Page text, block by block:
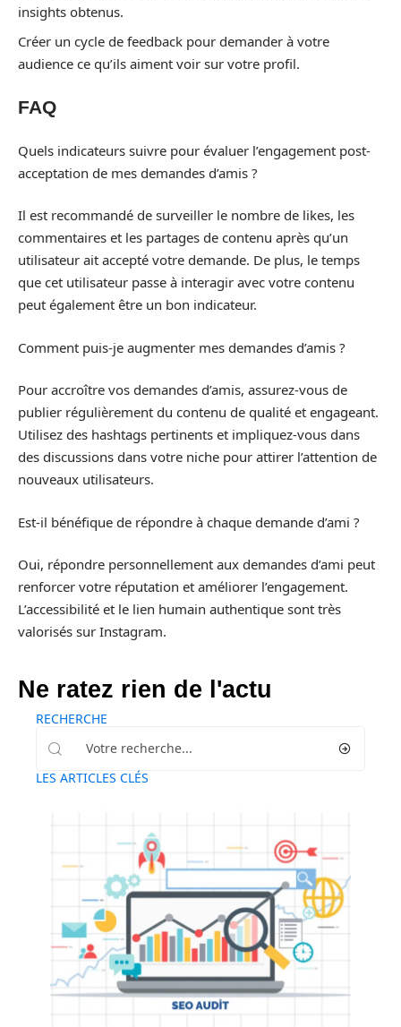
insights obtenus.
Créer un cycle de feedback pour demander à votre
audience ce qu’ils aiment voir sur votre profil.
FAQ
Quels indicateurs suivre pour évaluer l’engagement post-
acceptation de mes demandes d’amis ?
Il est recommandé de surveiller le nombre de likes, les
commentaires et les partages de contenu après qu’un
utilisateur ait accepté votre demande. De plus, le temps
que cet utilisateur passe à interagir avec votre contenu
peut également être un bon indicateur.
Comment puis-je augmenter mes demandes d’amis ?
Pour accroître vos demandes d’amis, assurez-vous de
publier régulièrement du contenu de qualité et engageant.
Utilisez des hashtags pertinents et impliquez-vous dans
des discussions dans votre niche pour attirer l’attention de
nouveaux utilisateurs.
Est-il bénéfique de répondre à chaque demande d’ami ?
Oui, répondre personnellement aux demandes d’ami peut
renforcer votre réputation et améliorer l’engagement.
L’accessibilité et le lien humain authentique sont très
valorisés sur Instagram.
Ne ratez rien de l'actu
RECHERCHE
LES ARTICLES CLÉS